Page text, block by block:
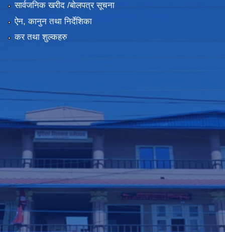
सार्वजनिक खरीद /बोलपत्र सूचना
ऐन, कानुन तथा निर्देशिका
कर तथा शुल्कहरु